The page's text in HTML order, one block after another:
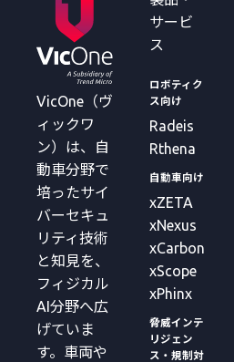
VicOne（ヴ
ィックワ
ン）は、自
動車分野で
培ったサイ
バーセキュ
リティ技術
と知見を、
フィジカル
AI分野へ広
げていま
す。車両や
サービ
ス
ロボティク
ス向け
Radeis
Rthena
自動車向け
xZETA
xNexus
xCarbon
xScope
xPhinx
脅威インテ
リジェン
ス・規制対